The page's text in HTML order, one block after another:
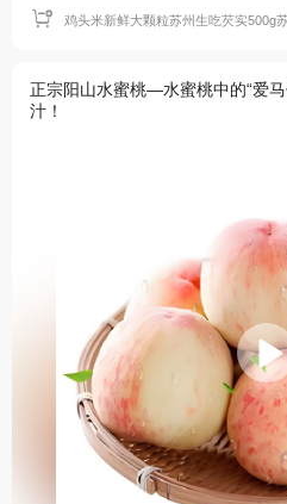
正宗阳山水蜜桃—水蜜桃中的“爱
汁！